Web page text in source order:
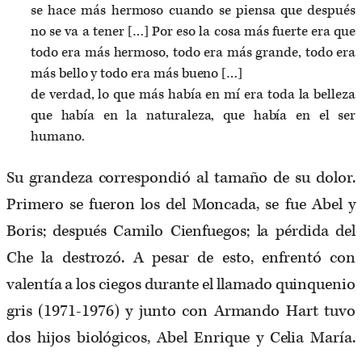
se hace más hermoso cuando se piensa que después
no se va a tener […] Por eso la cosa más fuerte era que
todo era más hermoso, todo era más grande, todo era
más bello y todo era más bueno […]
de verdad, lo que más había en mí era toda la belleza
que había en la naturaleza, que había en el ser
humano.
Su grandeza correspondió al tamaño de su dolor.
Primero se fueron los del Moncada, se fue Abel y
Boris; después Camilo Cienfuegos; la pérdida del
Che la destrozó. A pesar de esto, enfrentó con
valentía a los ciegos durante el llamado quinquenio
gris (1971-1976) y junto con Armando Hart tuvo
dos hijos biológicos, Abel Enrique y Celia María.